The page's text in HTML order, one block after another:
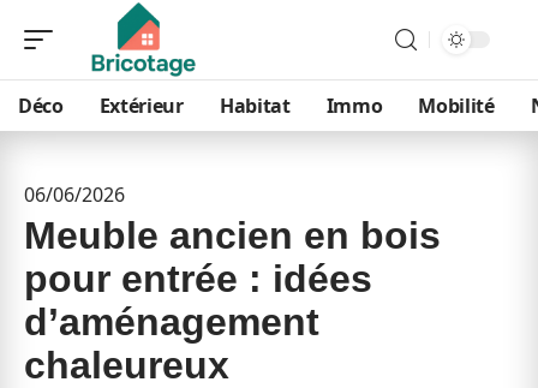
Déco Extérieur Habitat Immo Mobilité
06/06/2026
Meuble ancien en bois
pour entrée : idées
d’aménagement
chaleureux